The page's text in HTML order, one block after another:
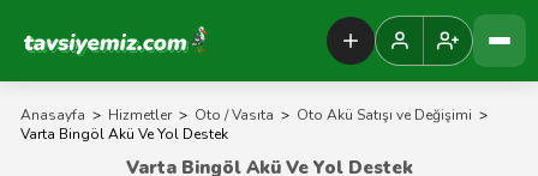
Tavsiyemiz Anasayfa
Anasayfa > Hizmetler > Oto / Vasıta > Oto Akü Satışı ve Değişimi >
Varta Bingöl Akü Ve Yol Destek
Varta Bingöl Akü Ve Yol Destek